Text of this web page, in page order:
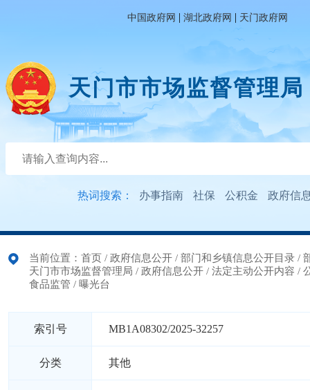
中国政府网 | 湖北政府网 | 天门政府网
天门市市场监督管理局
热词搜索： 办事指南 社保 公积金 政府信
当前位置： 首页 / 政府信息公开 / 部门和乡镇信息公开目录 /
天门市市场监督管理局 / 政府信息公开 / 法定主动公开内容 /
食品监管 / 曝光台
索引号 MB1A08302/2025-32257
分类 其他